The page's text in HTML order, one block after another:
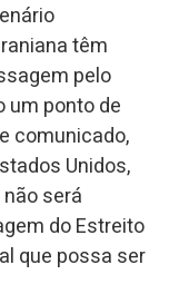
têm
pelo
um ponto de
comunicado,
Unidos,
será
do Estreito
que possa ser